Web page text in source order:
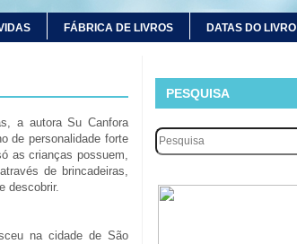
FÁBRICA DE LIVROS DATAS DO LIVRO
a autora Su Canfora
de personalidade forte
as crianças possuem,
de brincadeiras,
descobrir.
na cidade de São
PESQUISA